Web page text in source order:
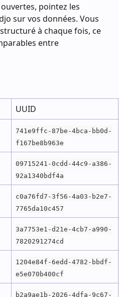
pointez les
sur vos données. Vous
à chaque fois, ce
entre
UUID
741e9ffc-87be-4bca-bb0d-
f167be8b963e
09715241-0cdd-44c9-a386-
92a1340bdf4a
c0a76fd7-3f56-4a03-b2e7-
7765da10c457
3a7753e1-d21e-4cb7-a990-
7820291274cd
1204e84f-6edd-4782-bbdf-
e5e070b400cf
b2a9ae1b-2026-4dfa-9c67-